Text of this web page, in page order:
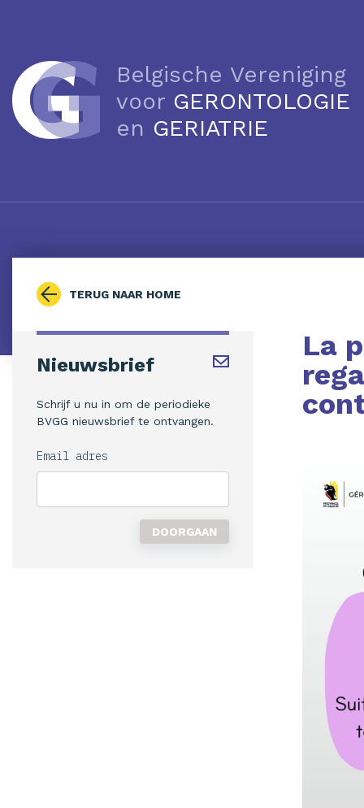
Belgische Vereniging
voor GERONTOLOGIE
en GERIATRIE
TERUG NAAR HOME
Nieuwsbrief
Schrijf u nu in om de periodieke
BVGG nieuwsbrief te ontvangen.
Email adres
La